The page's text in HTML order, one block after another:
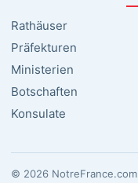
Rathäuser
Präfekturen
Ministerien
Botschaften
Konsulate
© 2026 NotreFrance.com